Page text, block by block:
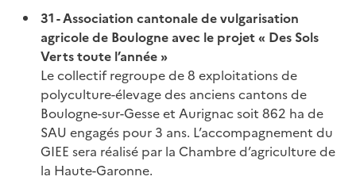
31 - Association cantonale de vulgarisation
agricole de Boulogne avec le projet « Des Sols
Verts toute l’année »
Le collectif regroupe de 8 exploitations de
polyculture-élevage des anciens cantons de
Boulogne-sur-Gesse et Aurignac soit 862 ha de
SAU engagés pour 3 ans. L’accompagnement du
GIEE sera réalisé par la Chambre d’agriculture de
la Haute-Garonne.